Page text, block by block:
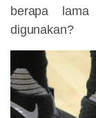
berapa
digunakan?